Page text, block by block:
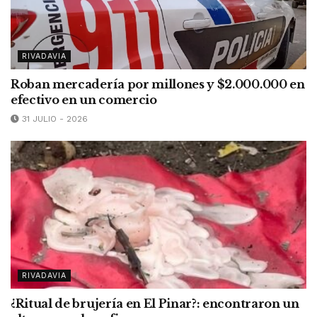
RIVADAVIA
Roban mercadería por millones y $2.000.000 en
efectivo en un comercio
31 JULIO - 2026
RIVADAVIA
¿Ritual de brujería en El Pinar?: encontraron un